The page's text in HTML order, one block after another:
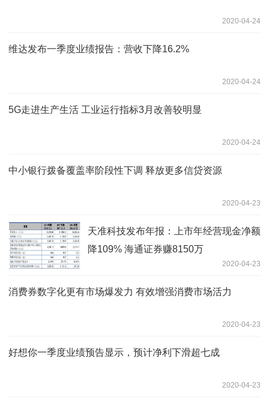
2020-04-24
维达发布一季度业绩报告：营收下降16.2%
2020-04-24
5G走进生产生活 工业运行指标3月改善较明显
2020-04-24
中小银行拨备覆盖率阶段性下调 释放更多信贷资源
2020-04-23
天准科技发布年报：上市年经营现金净额
降109% 海通证券赚8150万
2020-04-23
消费券数字化更有市场爆发力 有效增强消费市场活力
2020-04-23
好想你一季度业绩预告显示，预计净利下滑超七成
2020-04-23